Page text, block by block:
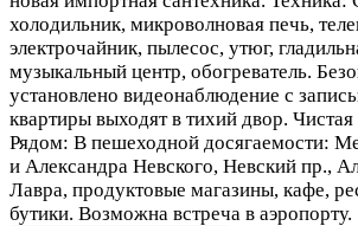
холодильник, микроволновая печь,
электрочайник, пылесос, утюг,
музыкальный центр, обогреватель.
установлено видеонаблюдение с
квартиры выходят в тихий двор.
Рядом: В пешеходной досягаемости:
и Александра Невского, Невский пр.,
Лавра, продуктовые магазины, кафе,
бутики. Возможна встреча в аэропорту.